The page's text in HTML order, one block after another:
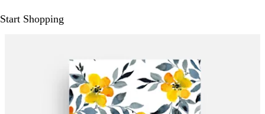
Start Shopping